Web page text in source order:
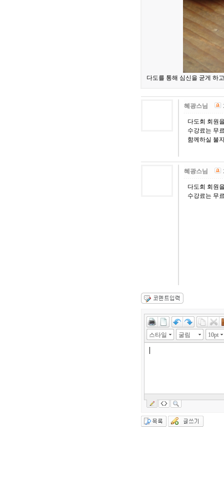
다도를 통해 심신을 굳게 하
혜광스님
다도회 회원
수강료는 무
함께하실 불
혜광스님
다도회 회원
수강료는 무
스타일 굴림 10pt